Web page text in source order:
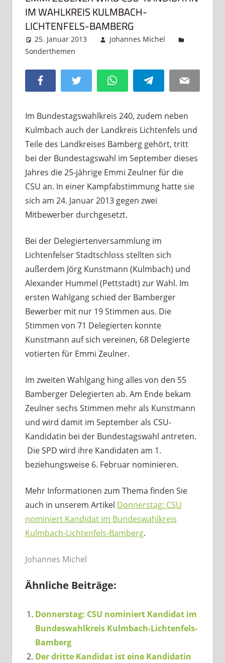
IM WAHLKREIS KULMBACH-
LICHTENFELS-BAMBERG
25. Januar 2013
Johannes Michel
Sonderthemen
Facebook Twitter WhatsAppTelegram Email
Im Bundestagswahlkreis 240, zudem neben
Kulmbach auch der Landkreis Lichtenfels und
Teile des Landkreises Bamberg gehört, tritt
bei der Bundestagswahl im September dieses
Jahres die 25-jährige Emmi Zeulner für die
CSU an. In einer Kampfabstimmung hatte sie
sich am 24. Januar 2013 gegen zwei
Mitbewerber durchgesetzt.
Bei der Delegiertenversammlung im
Lichtenfelser Stadtschloss stellten sich
außerdem Jörg Kunstmann (Kulmbach) und
Alexander Hummel (Pettstadt) zur Wahl. Im
ersten Wahlgang schied der Bamberger
Bewerber mit nur 19 Stimmen aus. Die
Stimmen von 71 Delegierten konnte
Kunstmann auf sich vereinen, 68 Delegierte
votierten für Emmi Zeulner.
Im zweiten Wahlgang hing alles von den 55
Bamberger Delegierten ab. Am Ende bekam
Zeulner sechs Stimmen mehr als Kunstmann
und wird damit im September als CSU-
Kandidatin bei der Bundestagswahl antreten.
Die SPD wird ihre Kandidaten am 1.
beziehungsweise 6. Februar nominieren.
Mehr Informationen zum Thema finden Sie
auch in unserem Artikel Donnerstag: CSU
nominiert Kandidat im Bundeswahlkreis
Kulmbach-Lichtenfels-Bamberg.
Johannes Michel
Ähnliche Beiträge:
Donnerstag: CSU nominiert Kandidat im
Bundeswahlkreis Kulmbach-Lichtenfels-
Bamberg
Der dritte Kandidat ist eine Kandidatin